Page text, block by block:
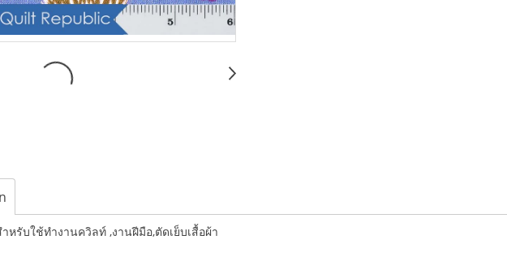
หรับใช้ทำงานควิลท์ ,งานฝีมือ,ตัดเย็บเสื้อผ้า